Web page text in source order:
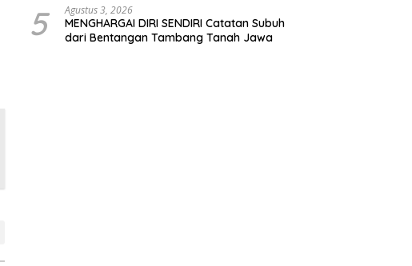
5 Agustus 3, 2026
MENGHARGAI DIRI SENDIRI Catatan Subuh
dari Bentangan Tambang Tanah Jawa